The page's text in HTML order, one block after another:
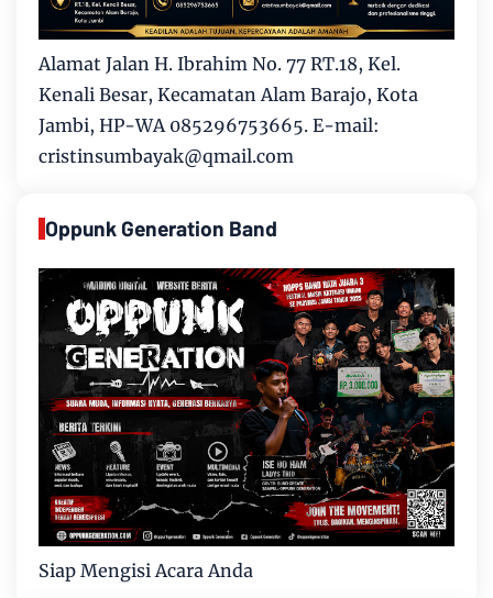
Alamat Jalan H. Ibrahim No. 77 RT.18, Kel.
Kenali Besar, Kecamatan Alam Barajo, Kota
Jambi, HP-WA 085296753665. E-mail:
cristinsumbayak@qmail.com
Oppunk Generation Band
Siap Mengisi Acara Anda